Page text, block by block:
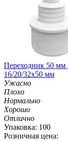
Переходник 50 мм
16/20/32х50 мм
Ужасно
Плохо
Нормально
Хорошо
Отлично
Упаковка: 100
Розничная цена: